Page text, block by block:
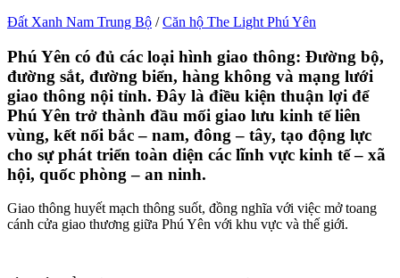
Đất Xanh Nam Trung Bộ /Căn hộ The Light Phú Yên
Phú Yên có đủ các loại hình giao thông: Đường bộ,
đường sắt, đường biển, hàng không và mạng lưới
giao thông nội tỉnh. Đây là điều kiện thuận lợi để
Phú Yên trở thành đầu mối giao lưu kinh tế liên
vùng, kết nối bắc – nam, đông – tây, tạo động lực
cho sự phát triển toàn diện các lĩnh vực kinh tế – xã
hội, quốc phòng – an ninh.
Giao thông huyết mạch thông suốt, đồng nghĩa với việc mở toang
cánh cửa giao thương giữa Phú Yên với khu vực và thế giới.